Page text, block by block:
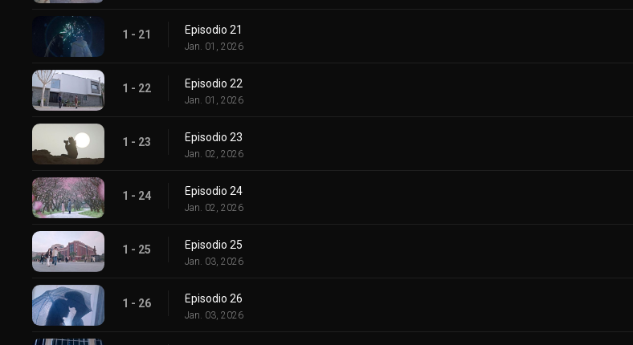
1 - 21 Episodio 21
Jan. 01, 2026
1 - 22 Episodio 22
Jan. 01, 2026
1 - 23 Episodio 23
Jan. 02, 2026
1 - 24 Episodio 24
Jan. 02, 2026
1 - 25 Episodio 25
Jan. 03, 2026
1 - 26 Episodio 26
Jan. 03, 2026